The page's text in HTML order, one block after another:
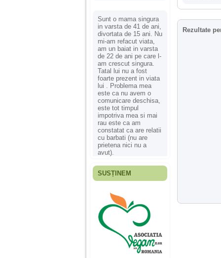
Sunt o mama singura
in varsta de 41 de ani,
divortata de 15 ani. Nu
mi-am refacut viata,
am un baiat in varsta
de 22 de ani pe care l-
am crescut singura.
Tatal lui nu a fost
foarte prezent in viata
lui . Problema mea
este ca nu avem o
comunicare deschisa,
este tot timpul
impotriva mea si mai
rau este ca am
constatat ca are relatii
cu barbati (nu are
prietena nici nu a
avut).
Fiica mea s-a nascut
ani, privind in urma
realizez cat de multe
greseli am facut in
educatia si cresterea
ei, am fost o mama
egoista, preocupata
de implinirea
profesionala, cand ea
era mica am neglijat-
SUSȚINEM
Rezultate